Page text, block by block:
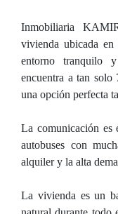
Inmobiliaria
vivienda ubicada en
entorno tranquilo
encuentra a tan
una opción perfecta
La comunicación es
autobuses con
alquiler y la alta
La vivienda es un